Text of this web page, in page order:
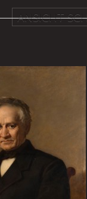
ANSICHT